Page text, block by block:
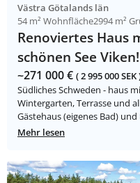
Västra Götalands län
54 m² Wohnfläche2994 m²
Renoviertes Haus
schönen See
~271 000 € ( 2 995 000 SEK
Südliches Schweden - haus
Wintergarten, Terrasse und
Gästehaus (eigenes Bad)
Mehr lesen